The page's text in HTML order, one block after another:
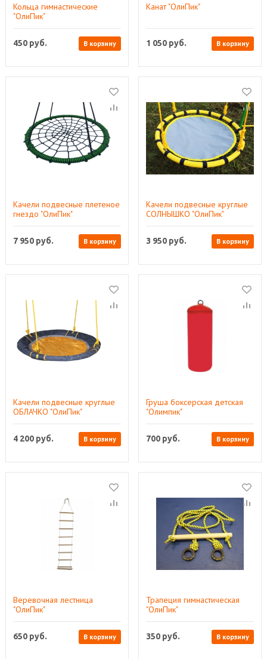
Кольца гимнастические
"ОлиПик"
450 руб. В корзину
Канат "ОлиПик"
1 050 руб. В корзину
Качели подвесные плетеное
гнездо "ОлиПик"
7 950 руб. В корзину
Качели подвесные круглые
СОЛНЫШКО "ОлиПик"
3 950 руб. В корзину
Качели подвесные круглые
ОБЛАЧКО "ОлиПик"
4 200 руб. В корзину
Груша боксерская детская
"Олимпик"
700 руб. В корзину
Веревочная лестница
"ОлиПик"
650 руб. В корзину
Трапеция гимнастическая
"ОлиПик"
350 руб. В корзину